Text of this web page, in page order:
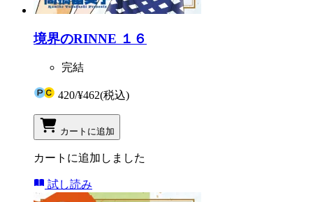
境界のRINNE １６
完結
420/¥462(税込)
カートに追加
カートに追加しました
試し読み